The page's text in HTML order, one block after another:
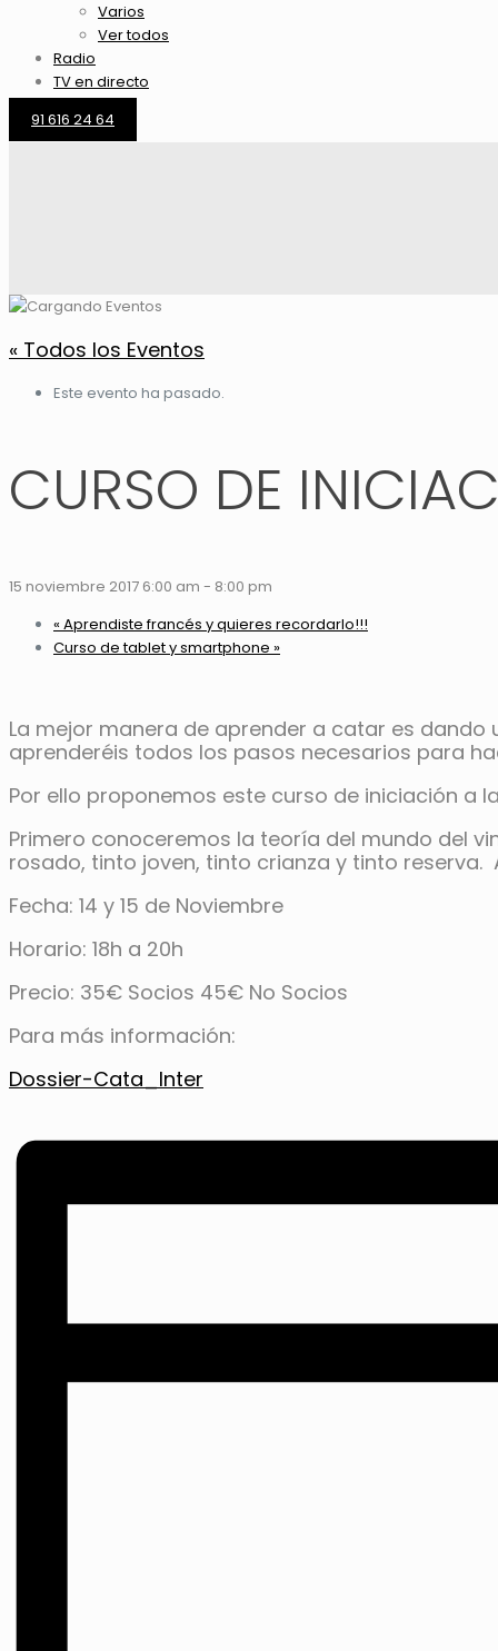
Varios
Ver todos
Radio
TV en directo
91 616 24 64
« Todos los Eventos
Este evento ha pasado.
CURSO DE
15 noviembre 2017 6:00 am - 8:00 pm
« Aprendiste francés y quieres recordarlo!!!
Curso de tablet y smartphone »
La mejor manera de aprender a catar es
aprenderéis todos los pasos necesarios para
Por ello proponemos este curso de iniciación a
Primero conoceremos la teoría del mundo del
rosado, tinto joven, tinto crianza y tinto
Fecha: 14 y 15 de Noviembre
Horario: 18h a 20h
Precio: 35€ Socios 45€ No Socios
Para más información:
Dossier-Cata_Inter